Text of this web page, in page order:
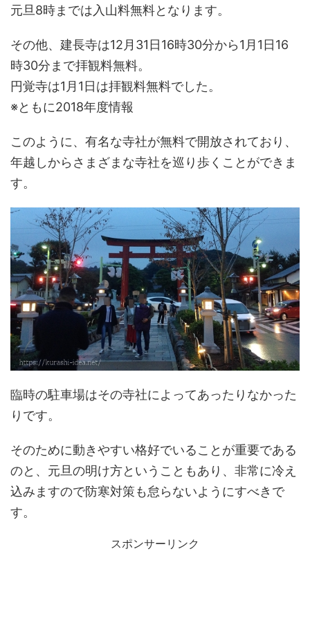
元旦8時までは入山料無料となります。
その他、建長寺は12月31日16時30分から1月1日16
時30分まで拝観料無料。
円覚寺は1月1日は拝観料無料でした。
※ともに2018年度情報
このように、有名な寺社が無料で開放されており、
年越しからさまざまな寺社を巡り歩くことができま
す。
臨時の駐車場はその寺社によってあったりなかった
りです。
そのために動きやすい格好でいることが重要である
のと、元旦の明け方ということもあり、非常に冷え
込みますので防寒対策も怠らないようにすべきで
す。
スポンサーリンク